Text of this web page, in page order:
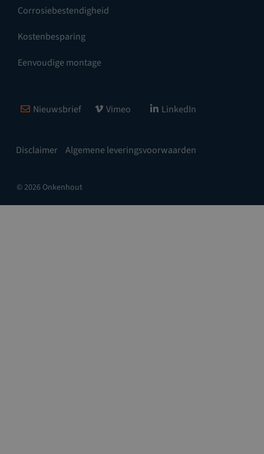
Corrosiebestendigheid
Kostenbesparing
Eenvoudige montage
Disclaimer Algemene leveringsvoorwaarden
Nieuwsbrief Vimeo LinkedIn
© 2026 Onkenhout